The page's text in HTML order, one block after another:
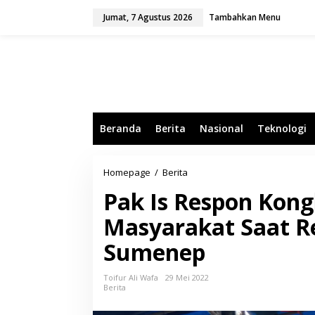
Jumat, 7 Agustus 2026 Tambahkan Menu
Beranda Berita Nasional Teknologi
Homepage / Berita
k
I
s
R
e
s
p
K
Pak Is Respon
Masyarakat Saat
Sumenep
Toifur Ali Wafa
29 Mei 2022
Berita